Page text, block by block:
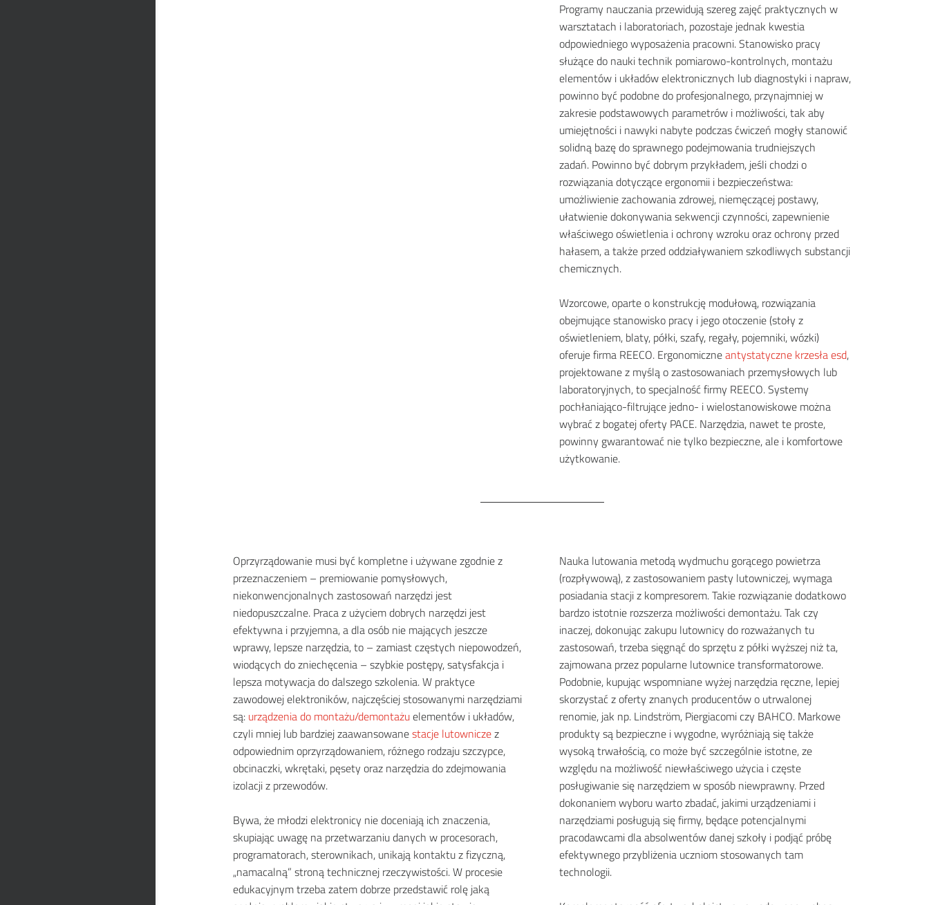
Programy nauczania przewidują szereg zajęć praktycznych w
warsztatach i laboratoriach, pozostaje jednak kwestia
odpowiedniego wyposażenia pracowni. Stanowisko pracy
służące do nauki technik pomiarowo-kontrolnych, montażu
elementów i układów elektronicznych lub diagnostyki i napraw,
powinno być podobne do profesjonalnego, przynajmniej w
zakresie podstawowych parametrów i możliwości, tak aby
umiejętności i nawyki nabyte podczas ćwiczeń mogły stanowić
solidną bazę do sprawnego podejmowania trudniejszych
zadań. Powinno być dobrym przykładem, jeśli chodzi o
rozwiązania dotyczące ergonomii i bezpieczeństwa:
umożliwienie zachowania zdrowej, niemęczącej postawy,
ułatwienie dokonywania sekwencji czynności, zapewnienie
właściwego oświetlenia i ochrony wzroku oraz ochrony przed
hałasem, a także przed oddziaływaniem szkodliwych substancji
chemicznych.
Wzorcowe, oparte o konstrukcję modułową, rozwiązania
obejmujące stanowisko pracy i jego otoczenie (stoły z
oświetleniem, blaty, półki, szafy, regały, pojemniki, wózki)
oferuje firma REECO. Ergonomiczneantystatyczne krzesła esd,
projektowane z myślą o zastosowaniach przemysłowych lub
laboratoryjnych, to specjalność firmy REECO. Systemy
pochłaniająco-filtrujące jedno- i wielostanowiskowe można
wybrać z bogatej oferty PACE. Narzędzia, nawet te proste,
powinny gwarantować nie tylko bezpieczne, ale i komfortowe
użytkowanie.
Oprzyrządowanie musi być kompletne i używane zgodnie z
przeznaczeniem – premiowanie pomysłowych,
niekonwencjonalnych zastosowań narzędzi jest
niedopuszczalne. Praca z użyciem dobrych narzędzi jest
efektywna i przyjemna, a dla osób nie mających jeszcze
wprawy, lepsze narzędzia, to – zamiast częstych niepowodzeń,
wiodących do zniechęcenia – szybkie postępy, satysfakcja i
lepsza motywacja do dalszego szkolenia. W praktyce
zawodowej elektroników, najczęściej stosowanymi narzędziami
są: urządzenia do montażu/demontażuelementów i układów,
czyli mniej lub bardziej zaawansowanestacje lutowniczez
odpowiednim oprzyrządowaniem, różnego rodzaju szczypce,
obcinaczki, wkrętaki, pęsety oraz narzędzia do zdejmowania
izolacji z przewodów.
Bywa, że młodzi elektronicy nie doceniają ich znaczenia,
skupiając uwagę na przetwarzaniudanych w procesorach,
programatorach, sterownikach, unikają kontaktu z fizyczną,
„namacalną” stroną technicznej rzeczywistości. W procesie
edukacyjnym trzeba zatem dobrze przedstawić rolę jaką
Nauka lutowania metodą wydmuchu gorącego powietrza
(rozpływową), z zastosowaniem pasty lutowniczej, wymaga
posiadania stacji z kompresorem. Takie rozwiązanie dodatkowo
bardzo istotnie rozszerza możliwości demontażu. Tak czy
inaczej, dokonując zakupu lutownicy do rozważanych tu
zastosowań, trzeba sięgnąć do sprzętu z półki wyższej niż ta,
zajmowana przez popularne lutownice transformatorowe.
Podobnie, kupując wspomniane wyżej narzędzia ręczne, lepiej
skorzystać z oferty znanych producentów o utrwalonej
renomie, jak np. Lindström, Piergiacomi czy BAHCO. Markowe
produkty są bezpieczne i wygodne, wyróżniają się także
wysoką trwałością, co może być szczególnie istotne, ze
względu na możliwość niewłaściwego użycia i częste
posługiwanie się narzędziem w sposób niewprawny. Przed
dokonaniem wyboru warto zbadać, jakimi urządzeniami i
narzędziami posługują się firmy, będące potencjalnymi
pracodawcami dla absolwentów danej szkoły i podjąć próbę
efektywnego przybliżenia uczniom stosowanych tam
technologii.